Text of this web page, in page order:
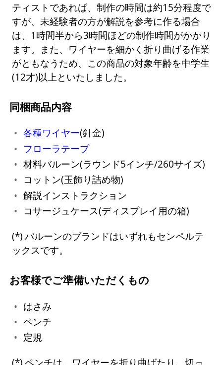
ティストであれば、制作の時間は約15分程度で
すが、未経験者の方が解説を参考に作る場合
は、1時間半から3時間ほどの制作時間がかかり
ます。また、ワイヤーを細かく折り曲げる作業
がともなうため、この商品の対象年齢を中学生
(12才)以上といたしました。
同梱商品内容
各種ワイヤー(針金)
フローラテープ
材料バルーン(ラウンド5インチ/260サイズ)
コットン(玉飾り詰め物)
解説インストラクション
コサージュケース(ディスプレイ用の箱)
バルーンのブランドはいずれもセンペルテ
ックスです。
お客様でご準備いただくもの
はさみ
ペンチ
定規
ペンチは、ワイヤーを折り曲げたり、切っ